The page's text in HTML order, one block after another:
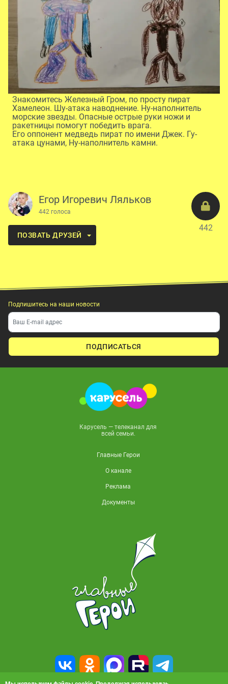
Знакомитесь Железный Гром, по просту пират
Хамелеон. Шу-атака наводнение. Ну-наполнитель
морские звезды. Опасные острые руки ножи и
ракетницы помогут победить врага.
Его оппонент медведь пират по имени Джек. Гу-
атака цунами, Ну-наполнитель камни.
442
Егор Игоревич Ляльков
442 голоса
ПОЗВАТЬ ДРУЗЕЙ
Подпишитесь на наши новости
ПОДПИСАТЬСЯ
Карусель — телеканал для
всей семьи.
Главные Герои
О канале
Реклама
Документы